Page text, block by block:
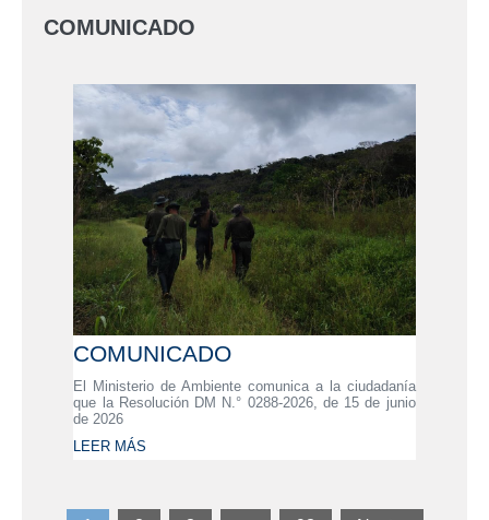
COMUNICADO
COMUNICADO
El Ministerio de Ambiente comunica a la ciudadanía
que la Resolución DM N.° 0288-2026, de 15 de junio
de 2026
LEER MÁS